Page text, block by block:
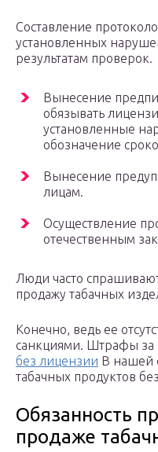
Составление
установленных
результатам проверок.
Вынесение
обязывать
установленные
обозначение
Вынесение
лицам.
Осуществление
отечественным
Люди часто
продажу табачных
Конечно, ведь ее
санкциями. Штрафы за
без лицензии В нашей
табачных продуктов
Обязанность
продаже